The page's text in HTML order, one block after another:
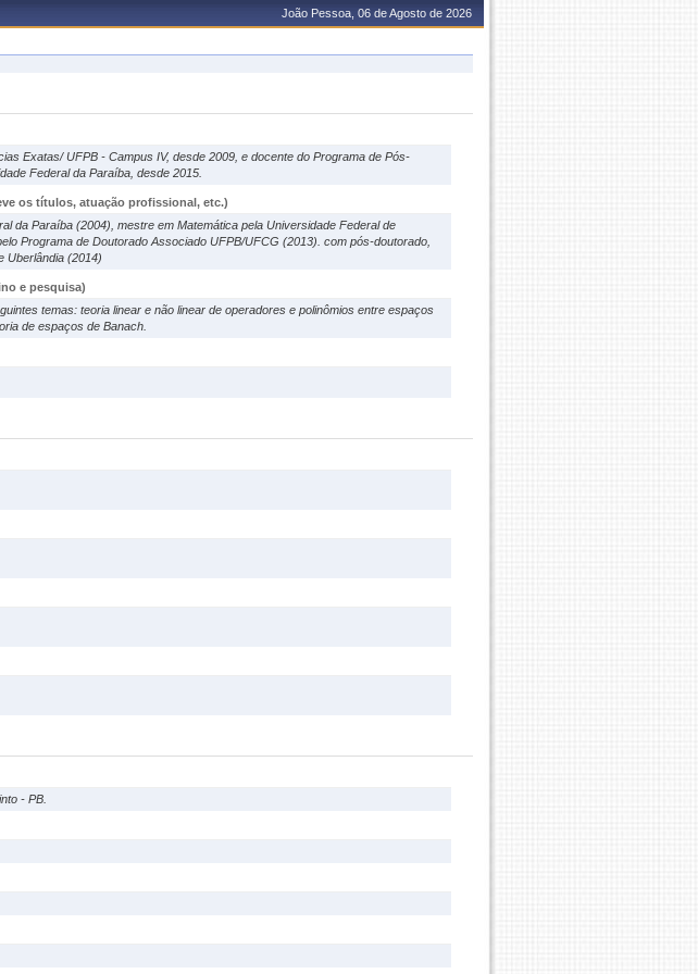
João Pessoa, 06 de Agosto de 2026
Exatas/ UFPB - Campus IV, desde 2009, e docente do Programa de Pós-
Federal da Paraíba, desde 2015.
os títulos, atuação profissional, etc.)
da Paraíba (2004), mestre em Matemática pela Universidade Federal de
Programa de Doutorado Associado UFPB/UFCG (2013). com pós-doutorado,
Uberlândia (2014)
e pesquisa)
temas: teoria linear e não linear de operadores e polinômios entre espaços
de espaços de Banach.
- PB.